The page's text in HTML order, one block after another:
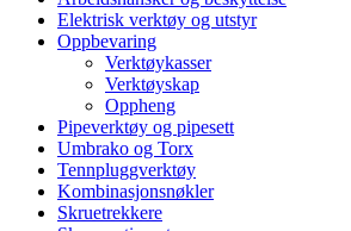
Elektrisk verktøy og utstyr
Oppbevaring
Verktøykasser
Verktøyskap
Oppheng
Pipeverktøy og pipesett
Umbrako og Torx
Tennpluggverktøy
Kombinasjonsnøkler
Skruetrekkere